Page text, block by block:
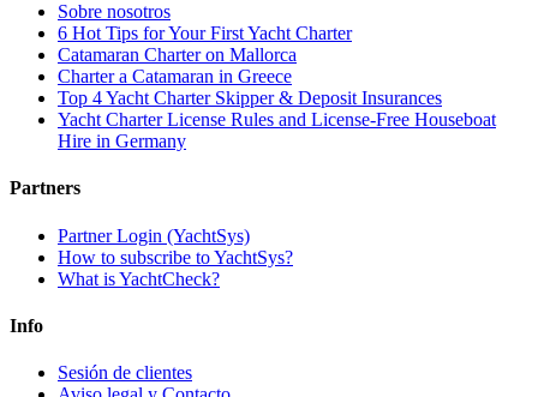
Sobre nosotros
6 Hot Tips for Your First Yacht Charter
Catamaran Charter on Mallorca
Charter a Catamaran in Greece
Top 4 Yacht Charter Skipper & Deposit Insurances
Yacht Charter License Rules and License-Free Houseboat
Hire in Germany
Partners
Partner Login (YachtSys)
How to subscribe to YachtSys?
What is YachtCheck?
Info
Sesión de clientes